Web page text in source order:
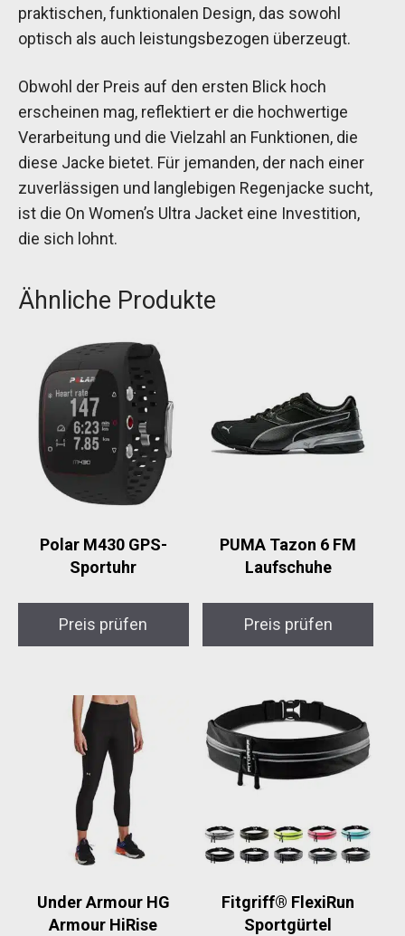
praktischen, funktionalen Design, das sowohl
optisch als auch leistungsbezogen überzeugt.
Obwohl der Preis auf den ersten Blick hoch
erscheinen mag, reflektiert er die hochwertige
Verarbeitung und die Vielzahl an Funktionen, die
diese Jacke bietet. Für jemanden, der nach einer
zuverlässigen und langlebigen Regenjacke sucht,
ist die On Women’s Ultra Jacket eine Investition,
die sich lohnt.
Ähnliche Produkte
Polar M430 GPS-
Sportuhr
Preis prüfen
PUMA Tazon 6 FM
Laufschuhe
Preis prüfen
Under Armour HG
Armour HiRise
Fitgriff® FlexiRun
Sportgürtel